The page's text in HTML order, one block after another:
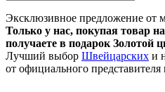
Эксклюзивное предложение от
Только у нас, покупая товар
получаете в подарок Золотой
Лучший выбор Швейцарских и
от официального представителя